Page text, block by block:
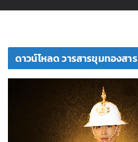
ดาวน์โหลด วารสารขุมทองสาร